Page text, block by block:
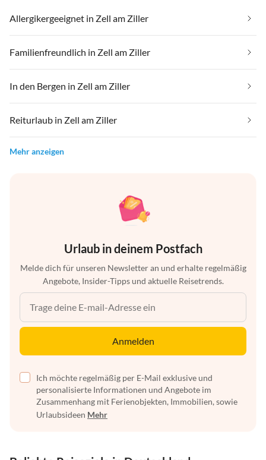
Allergikergeeignet in Zell am Ziller
Familienfreundlich in Zell am Ziller
In den Bergen in Zell am Ziller
Reiturlaub in Zell am Ziller
Mehr anzeigen
Urlaub in deinem Postfach
Melde dich für unseren Newsletter an und erhalte regelmäßig
Angebote, Insider-Tipps und aktuelle Reisetrends.
Anmelden
Ich möchte regelmäßig per E-Mail exklusive und
personalisierte Informationen und Angebote im
Zusammenhang mit Ferienobjekten, Immobilien, sowie
Urlaubsideen Mehr